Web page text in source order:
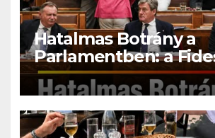
Hatalmas Botrány a
Parlamentben: a
kitett magáért!